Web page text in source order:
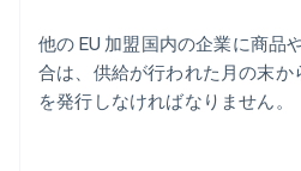
他の EU 加盟国内の企業に商品
合は、供給が行われた月の末か
を発行しなければなりません。